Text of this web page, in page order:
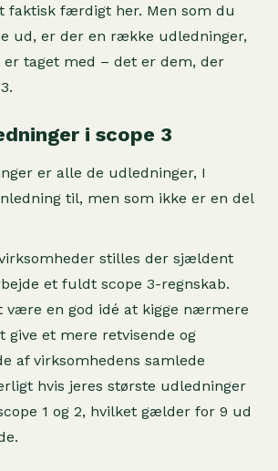
faktisk færdigt her. Men som du
ud, er der en række udledninger,
taget med – det er dem, der
i scope 3
er alle de udledninger, I
til, men som ikke er en del
stilles der sjældent
et fuldt scope 3-regnskab.
være en god idé at kigge nærmere
give et mere retvisende og
af virksomhedens samlede
hvis jeres største udledninger
1 og 2, hvilket gælder for 9 ud